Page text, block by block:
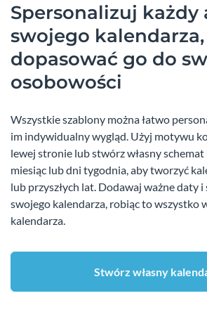
Spersonalizuj każdy
swojego
dopasować go do
osobowości
Wszystkie szablony można łatwo
im indywidualny wygląd. Użyj motywu
lewej stronie lub stwórz własny
miesiąc lub dni tygodnia, aby tworzyć
lub przyszłych lat. Dodawaj ważne daty
swojego kalendarza, robiąc to wszystko
kalendarza.
Stwórz własny